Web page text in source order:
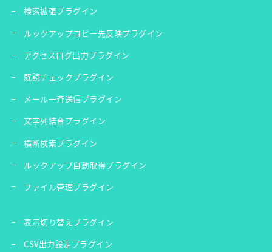
検索拡張プラグイン
ルックアップコピー先反映プラグイン
アクセスログ出力プラグイン
既読チェックプラグイン
メール一斉送信プラグイン
文字列結合プラグイン
横断検索プラグイン
ルックアップ自動取得プラグイン
ファイル管理プラグイン
表示切り替えプラグイン
CSV出力設定プラグイン